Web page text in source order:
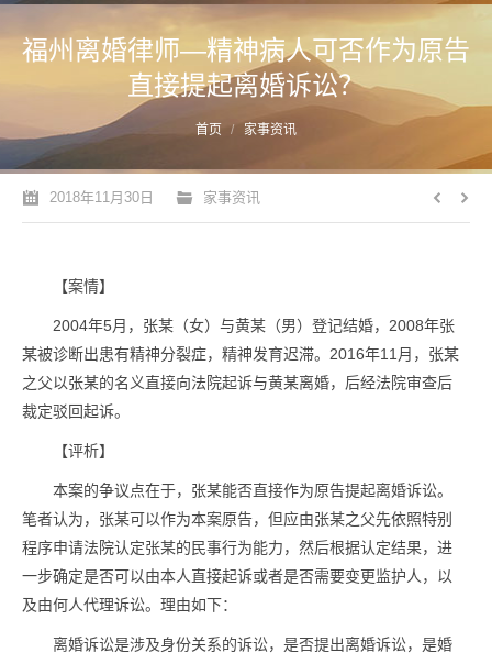
福州离婚律师—精神病人可否作为原告
直接提起离婚诉讼？
您的位置： 首页 家事资讯
2018年11月30日 家事资讯
【案情】
2004年5月，张某（女）与黄某（男）登记结婚，2008年张
某被诊断出患有精神分裂症，精神发育迟滞。2016年11月，张某
之父以张某的名义直接向法院起诉与黄某离婚，后经法院审查后
裁定驳回起诉。
【评析】
本案的争议点在于，张某能否直接作为原告提起离婚诉讼。
笔者认为，张某可以作为本案原告，但应由张某之父先依照特别
程序申请法院认定张某的民事行为能力，然后根据认定结果，进
一步确定是否可以由本人直接起诉或者是否需要变更监护人，以
及由何人代理诉讼。理由如下：
离婚诉讼是涉及身份关系的诉讼，是否提出离婚诉讼，是婚